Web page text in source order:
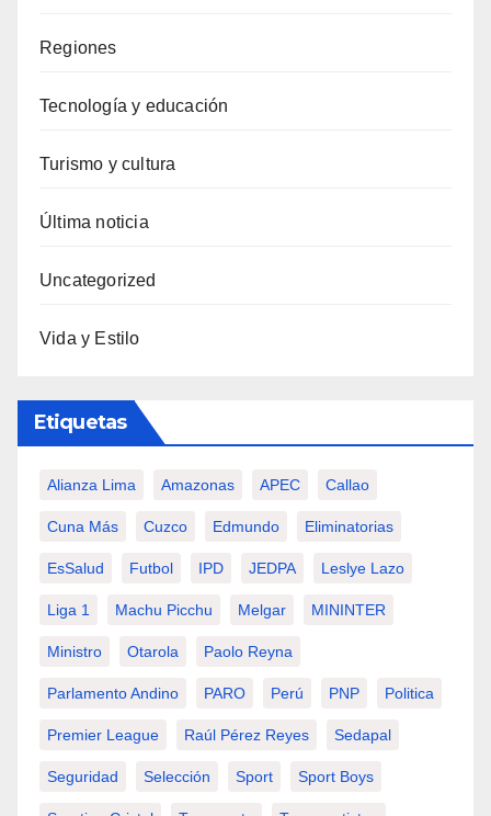
Regiones
Tecnología y educación
Turismo y cultura
Última noticia
Uncategorized
Vida y Estilo
Etiquetas
Alianza Lima Amazonas APEC Callao
Cuna Más Cuzco Edmundo Eliminatorias
EsSalud Futbol IPD JEDPA Leslye Lazo
Liga 1 Machu Picchu Melgar MININTER
Ministro Otarola Paolo Reyna
Parlamento Andino PARO Perú PNP Politica
Premier League Raúl Pérez Reyes Sedapal
Seguridad Selección Sport Sport Boys